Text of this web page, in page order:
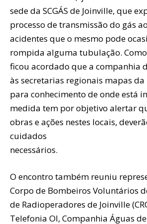
sede da SCGÁS de Joinville, que
processo de transmissão do gás
acidentes que o mesmo pode
rompida alguma tubulação.
ficou acordado que a companhia
às secretarias regionais mapas da
para conhecimento de onde está
medida tem por objetivo alertar
obras e ações nestes locais,
cuidados
necessários.
O encontro também reuniu
Corpo de Bombeiros Voluntários
de Radioperadores de Joinville
Telefonia OI, Companhia Águas